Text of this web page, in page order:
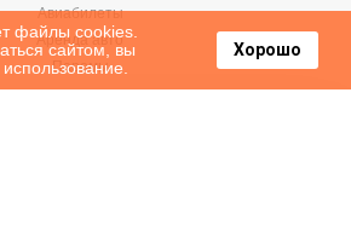
Авиабилеты
Аренда авто
Паромы
файлы cookies.
сайтом, вы
Хорошо